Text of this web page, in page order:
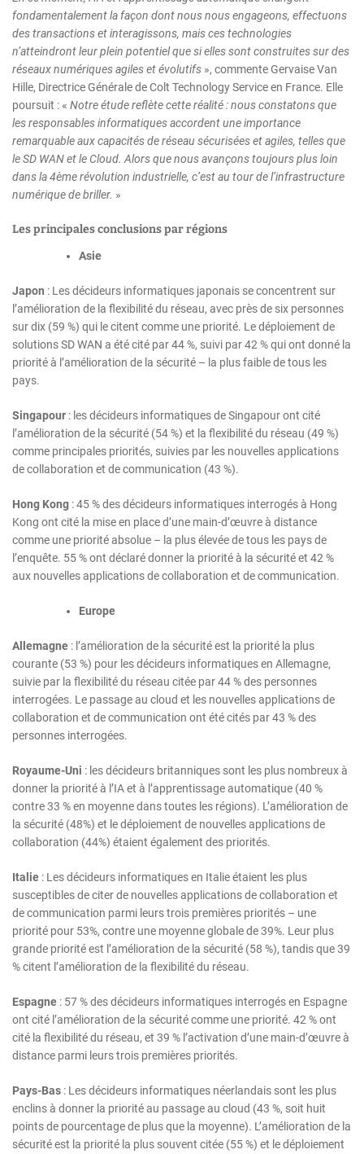
fondamentalement la façon dont nous nous engageons, effectuons
des transactions et interagissons, mais ces technologies
n’atteindront leur plein potentiel que si elles sont construites sur des
réseaux numériques agiles et évolutifs », commente Gervaise Van
Hille, Directrice Générale de Colt Technology Service en France. Elle
poursuit : « Notre étude reflète cette réalité : nous constatons que
les responsables informatiques accordent une importance
remarquable aux capacités de réseau sécurisées et agiles, telles que
le SD WAN et le Cloud. Alors que nous avançons toujours plus loin
dans la 4ème révolution industrielle, c’est au tour de l’infrastructure
numérique de briller. »
Les principales conclusions par régions
Asie
Japon : Les décideurs informatiques japonais se concentrent sur
l’amélioration de la flexibilité du réseau, avec près de six personnes
sur dix (59 %) qui le citent comme une priorité. Le déploiement de
solutions SD WAN a été cité par 44 %, suivi par 42 % qui ont donné la
priorité à l’amélioration de la sécurité – la plus faible de tous les
pays.
Singapour : les décideurs informatiques de Singapour ont cité
l’amélioration de la sécurité (54 %) et la flexibilité du réseau (49 %)
comme principales priorités, suivies par les nouvelles applications
de collaboration et de communication (43 %).
Hong Kong : 45 % des décideurs informatiques interrogés à Hong
Kong ont cité la mise en place d’une main-d’œuvre à distance
comme une priorité absolue – la plus élevée de tous les pays de
l’enquête. 55 % ont déclaré donner la priorité à la sécurité et 42 %
aux nouvelles applications de collaboration et de communication.
Europe
Allemagne : l’amélioration de la sécurité est la priorité la plus
courante (53 %) pour les décideurs informatiques en Allemagne,
suivie par la flexibilité du réseau citée par 44 % des personnes
interrogées. Le passage au cloud et les nouvelles applications de
collaboration et de communication ont été cités par 43 % des
personnes interrogées.
Royaume-Uni : les décideurs britanniques sont les plus nombreux à
donner la priorité à l’IA et à l’apprentissage automatique (40 %
contre 33 % en moyenne dans toutes les régions). L’amélioration de
la sécurité (48%) et le déploiement de nouvelles applications de
collaboration (44%) étaient également des priorités.
Italie : Les décideurs informatiques en Italie étaient les plus
susceptibles de citer de nouvelles applications de collaboration et
de communication parmi leurs trois premières priorités – une
priorité pour 53%, contre une moyenne globale de 39%. Leur plus
grande priorité est l’amélioration de la sécurité (58 %), tandis que 39
% citent l’amélioration de la flexibilité du réseau.
Espagne : 57 % des décideurs informatiques interrogés en Espagne
ont cité l’amélioration de la sécurité comme une priorité. 42 % ont
cité la flexibilité du réseau, et 39 % l’activation d’une main-d’œuvre à
distance parmi leurs trois premières priorités.
Pays-Bas : Les décideurs informatiques néerlandais sont les plus
enclins à donner la priorité au passage au cloud (43 %, soit huit
points de pourcentage de plus que la moyenne). L’amélioration de la
sécurité est la priorité la plus souvent citée (55 %) et le déploiement